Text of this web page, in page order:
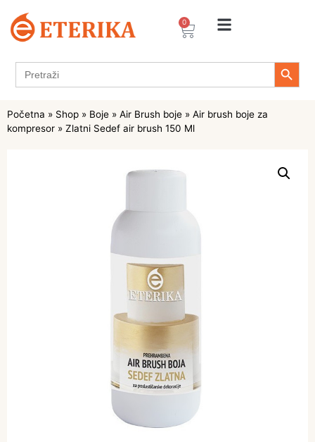
0
Search
for:
Search
Početna » Shop » Boje » Air Brush boje » Air brush boje za
kompresor » Zlatni Sedef air brush 150 Ml